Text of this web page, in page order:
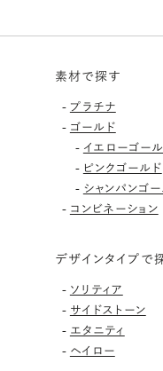
素材で探す
- プラチナ
- ゴールド
- イエローゴー
- ピンクゴールド
- シャンパンゴ
- コンビネーション
デザインタイプで
- ソリティア
- サイドストーン
- エタニティ
- ヘイロー